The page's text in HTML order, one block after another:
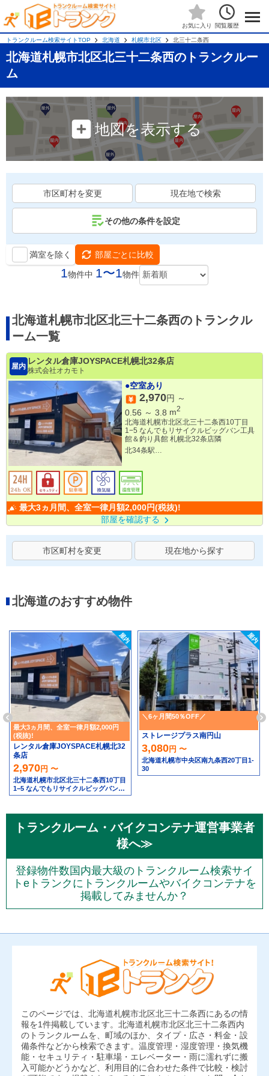
お気に入り 閲覧履歴
トランクルーム検索サイトTOP 北海道 札幌市北区 北三十二条西
北海道札幌市北区北三十二条西のトランクルー
ム
地図を表示する
市区町村を変更 現在地で検索
その他の条件を設定
満室を除く 部屋ごとに比較
1物件中 1〜1物件
北海道札幌市北区北三十二条西のトランクル
ーム一覧
屋内
レンタル倉庫JOYSPACE札幌北32条店
株式会社オカモト
●空室あり
2,970円 ～
0.56 ～ 3.8 m2
北海道札幌市北区北三十二条西10丁目
1−5 なんでもリサイクルビッグバン工具
館＆釣り具館 札幌北32条店隣
北34条駅
最大3ヵ月間、全室一律月額2,000円(税抜)!
部屋を確認する
市区町村を変更 現在地から探す
北海道のおすすめ物件
最大3ヵ月間、全室一律月額2,000円
(税抜)!
レンタル倉庫JOYSPACE札幌北32
条店
2,970円 〜
北海道札幌市北区北三十二条西10丁目
1−5 なんでもリサイクルビッグバン工
具館＆釣り具館 札幌北32条店隣
＼6ヶ月間50％OFF／
ストレージプラス南円山
3,080円 〜
北海道札幌市中央区南九条西20丁目1-
30
トランクルーム・バイクコンテナ運営事業者
様へ≫
登録物件数国内最大級のトランクルーム検索サイ
トeトランクにトランクルームやバイクコンテナを
掲載してみませんか？
このページでは、北海道札幌市北区北三十二条西にあるの情
報を1件掲載しています。北海道札幌市北区北三十二条西内
のトランクルームを、町域のほか、タイプ・広さ・料金・設
備条件などから検索できます。温度管理・湿度管理・換気機
能・セキュリティ・駐車場・エレベーター・雨に濡れずに搬
入可能かどうかなど、利用目的に合わせた条件で比較・検討